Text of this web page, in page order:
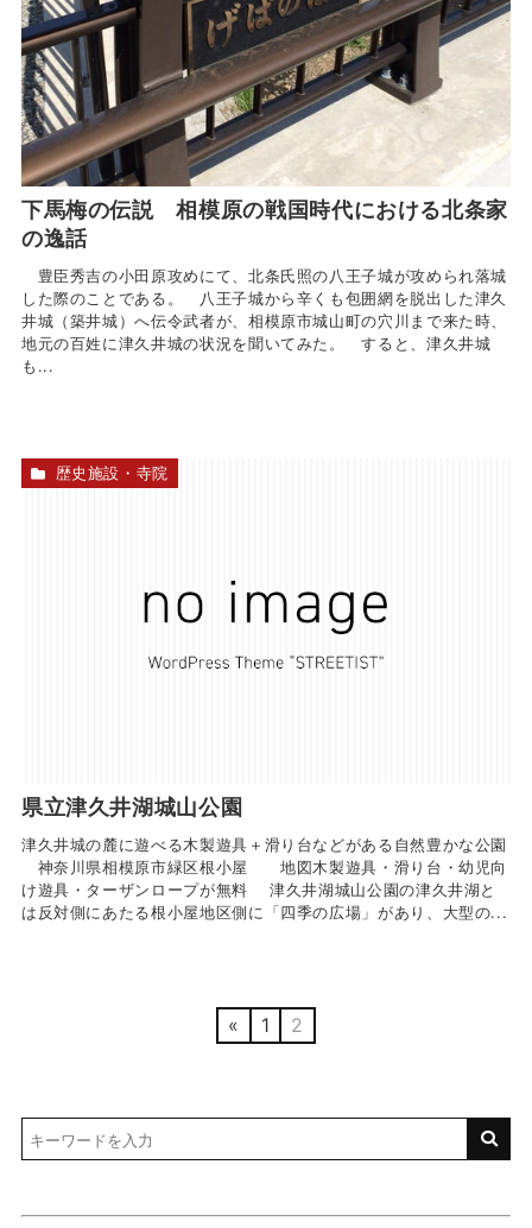
下馬梅の伝説 相模原の戦国時代における北条家
の逸話
豊臣秀吉の小田原攻めにて、北条氏照の八王子城が攻められ落城
した際のことである。 八王子城から辛くも包囲網を脱出した津久
井城（築井城）へ伝令武者が、相模原市城山町の穴川まで来た時、
地元の百姓に津久井城の状況を聞いてみた。 すると、津久井城
も...
県立津久井湖城山公園
津久井城の麓に遊べる木製遊具＋滑り台などがある自然豊かな公園
神奈川県相模原市緑区根小屋 地図木製遊具・滑り台・幼児向
け遊具・ターザンロープが無料 津久井湖城山公園の津久井湖と
は反対側にあたる根小屋地区側に「四季の広場」があり、大型の...
歴史施設・寺院
« 1 2